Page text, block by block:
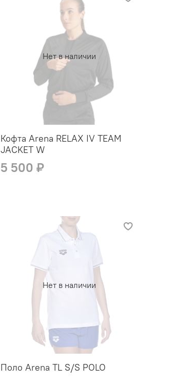
Нет в наличии
Кофта Arena RELAX IV TEAM
JACKET W
5 500 ₽
Нет в наличии
Поло Arena TL S/S POLO